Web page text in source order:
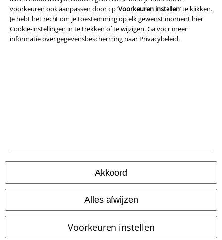
voorkeuren ook aanpassen door op ‘Voorkeuren instellen’ te klikken.
Je hebt het recht om je toestemming op elk gewenst moment hier
Cookie-instellingen in te trekken of te wijzigen. Ga voor meer
informatie over gegevensbescherming naar Privacybeleid.
Akkoord
Alles afwijzen
Voorkeuren instellen
Algemene Voorwaarden
Bedrijfsgegevens
Annuleer bestelling
wettelijke BTW
© 1986-2026 Large Popmerchandising BV